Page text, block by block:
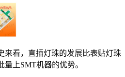
来看，直插灯珠的发展比表贴灯珠
上SMT机器的优势。